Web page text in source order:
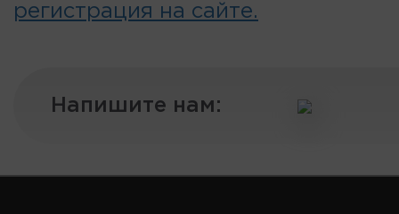
регистрация на сайте.
Напишите нам: